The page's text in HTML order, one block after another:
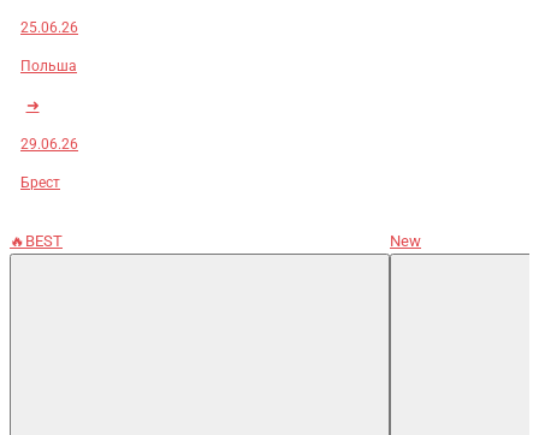
25.06.26
Польша
➜
29.06.26
Брест
🔥BEST New